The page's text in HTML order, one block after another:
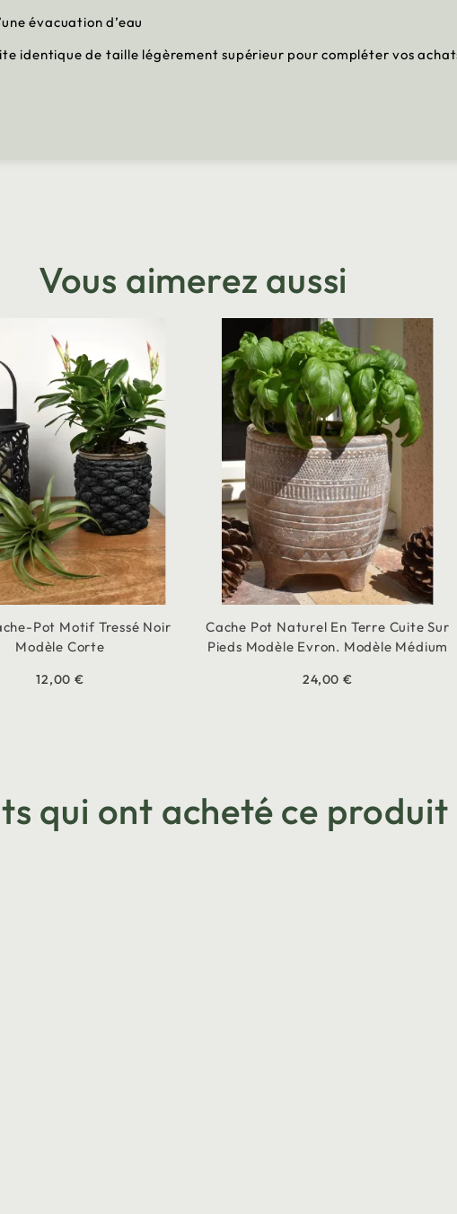
évacuation d’eau
identique de taille légèrement supérieur pour compléter vos
Vous aimerez aussi
Pot Motif Tressé Noir
Modèle Corte
12,00 €
Cache Pot Naturel En Terre Cuite Sur
Pieds Modèle Evron. Modèle Médium
24,00 €
qui ont acheté ce produit